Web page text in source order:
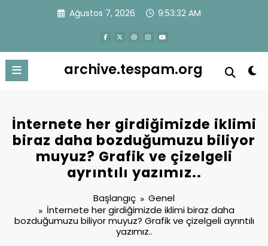
Ağustos 7, 2026 9:53:32 AM
archive.tespam.org
İnternete her girdiğimizde iklimi
biraz daha bozduğumuzu biliyor
muyuz? Grafik ve çizelgeli
ayrıntılı yazımız..
Başlangıç
Genel
İnternete her girdiğimizde iklimi biraz daha
bozduğumuzu biliyor muyuz? Grafik ve çizelgeli ayrıntılı
yazımız..